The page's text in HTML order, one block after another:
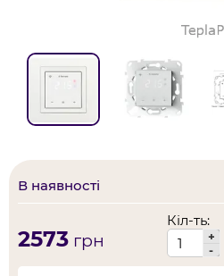
В наявності
2573 грн
Кіл-ть:
+
-